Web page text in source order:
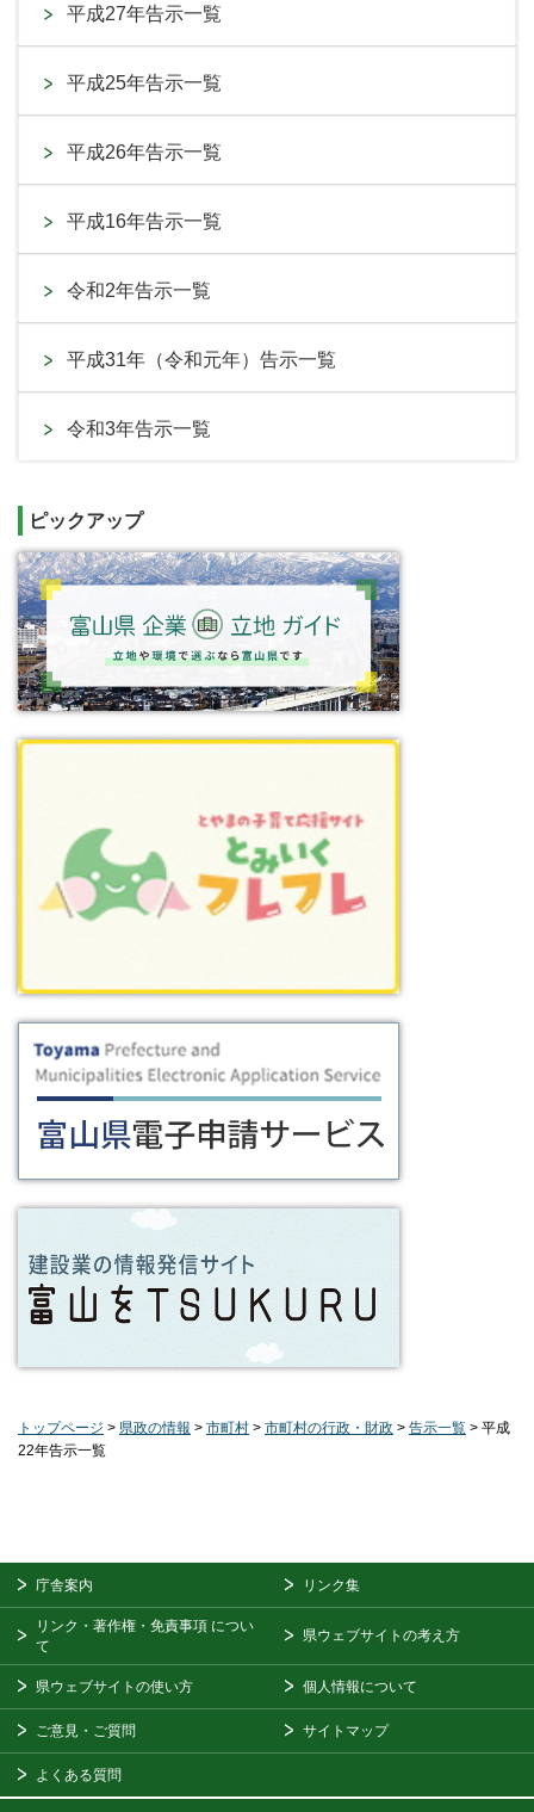
平成27年告示一覧
平成25年告示一覧
平成26年告示一覧
平成16年告示一覧
令和2年告示一覧
平成31年（令和元年）告示一覧
令和3年告示一覧
ピックアップ
トップページ > 県政の情報 > 市町村 > 市町村の行政・財政 > 告示一覧 > 平成
22年告示一覧
庁舎案内 リンク集
リンク・著作権・免責事項 につい
て
県ウェブサイトの考え方
県ウェブサイトの使い方 個人情報について
ご意見・ご質問 サイトマップ
よくある質問